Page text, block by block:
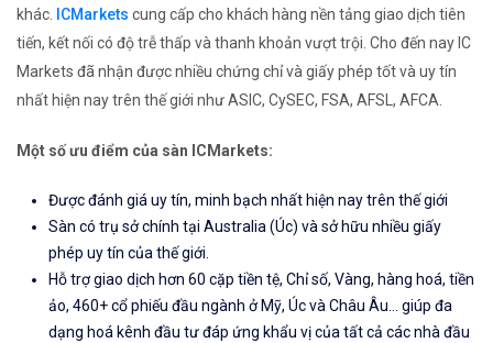
khác. ICMarkets cung cấp cho khách hàng nền tảng giao dịch tiên
tiến, kết nối có độ trễ thấp và thanh khoản vượt trội. Cho đến nay IC
Markets đã nhận được nhiều chứng chỉ và giấy phép tốt và uy tín
nhất hiện nay trên thế giới như ASIC, CySEC, FSA, AFSL, AFCA.
Một số ưu điểm của sàn ICMarkets:
Được đánh giá uy tín, minh bạch nhất hiện nay trên thế giới
Sàn có trụ sở chính tại Australia (Úc) và sở hữu nhiều giấy
phép uy tín của thế giới.
Hỗ trợ giao dịch hơn 60 cặp tiền tệ, Chỉ số, Vàng, hàng hoá, tiền
ảo, 460+ cổ phiếu đầu ngành ở Mỹ, Úc và Châu Âu... giúp đa
dạng hoá kênh đầu tư đáp ứng khẩu vị của tất cả các nhà đầu